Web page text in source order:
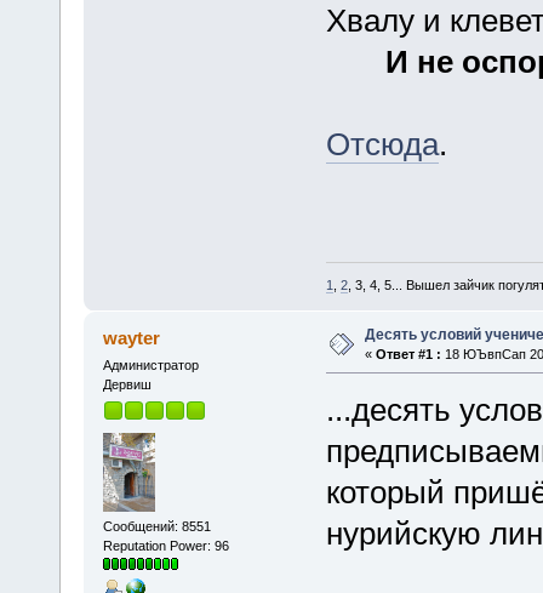
Хвалу и
И не
Отсюда.
1 2, 3, 4, 5... Вышел зайчик
wayter
Администратор
Дервиш
Сообщений: 8551
Reputation Power: 96
Десять условий
« Ответ #1 : 18 ЮЪвпСап
...десять
который
нурийскую